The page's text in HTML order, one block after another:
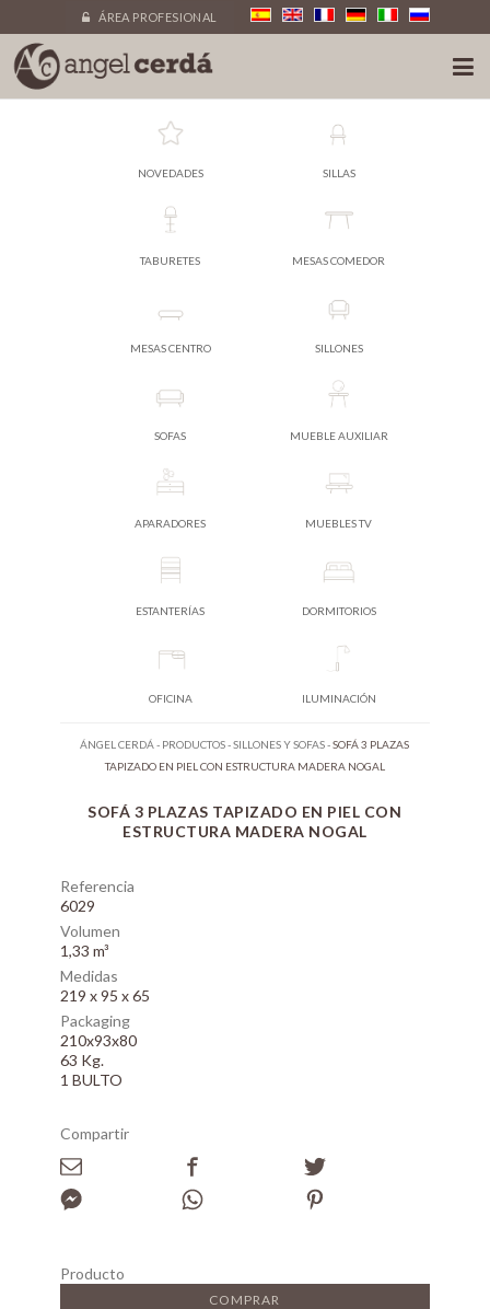
ÁREA PROFESIONAL
NOVEDADES SILLAS
TABURETES MESAS COMEDOR
MESAS CENTRO SILLONES
SOFAS MUEBLE AUXILIAR
APARADORES MUEBLES TV
ESTANTERÍAS DORMITORIOS
OFICINA ILUMINACIÓN
ÁNGEL CERDÁ - PRODUCTOS-SILLONES Y SOFAS-SOFÁ 3 PLAZAS
TAPIZADO EN PIEL CON ESTRUCTURA MADERA NOGAL
SOFÁ 3 PLAZAS TAPIZADO EN PIEL CON
ESTRUCTURA MADERA NOGAL
Referencia
6029
Volumen
1,33 m³
Medidas
219 x 95 x 65
Packaging
210x93x80
63 Kg.
1 BULTO
Compartir
Producto
COMPRAR